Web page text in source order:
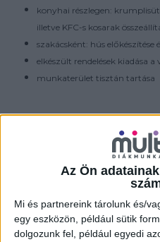
Az Ön
Mi és partnereink tárolunk és/
egy eszközön, például sütik
dolgozunk fel, például egyedi
konyhai részlegen:
illetve KFC-s kosarak
szakácsként: hús előkészítése
elkészült rendelések kiadása a
munkaterület tisztán tartása
18 év felett - nyitós és zárós
Jelenléti bónusz
havi 80 óra felett: 15.000Ft
havi 100 óra felett: 20.000Ft
havi 120 óra felett: 25.000Ft